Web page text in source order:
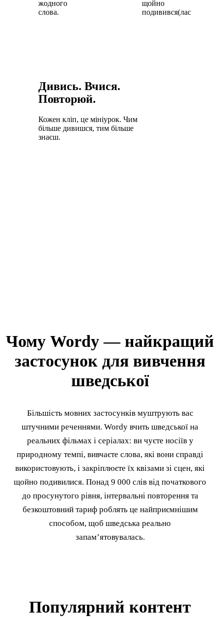
жодного
слова.
щойно
подивився(лася).
Дивись. Вчися.
Повторюй.
Кожен кліп, це мініурок. Чим
більше дивишся, тим більше
знаєш.
Чому Wordy — найкращий
застосунок для вивчення
шведської
Більшість мовних застосунків муштрують вас
штучними реченнями. Wordy вчить шведської на
реальних фільмах і серіалах: ви чуєте носіїв у
природному темпі, вивчаєте слова, які вони справді
використовують, і закріплюєте їх квізами зі сцен, які
щойно подивилися. Понад 9 000 слів від початкового
до просунутого рівня, інтервальні повторення та
безкоштовний тариф роблять це найприємнішим
способом, щоб шведська реально
запам’ятовувалась.
Популярний контент